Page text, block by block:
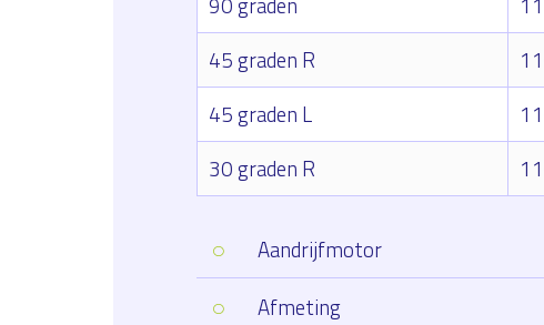
45 graden R
45 graden L
30 graden R
Aandrijfmotor
Afmeting